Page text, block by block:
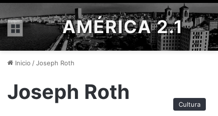
Menú AMÉRICA 2.1
Inicio /Joseph Roth
Joseph Roth
Cultura